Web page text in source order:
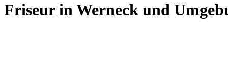
Friseur in Werneck und